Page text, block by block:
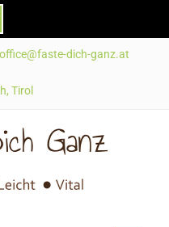
office@faste-dich-ganz.at
Tirol